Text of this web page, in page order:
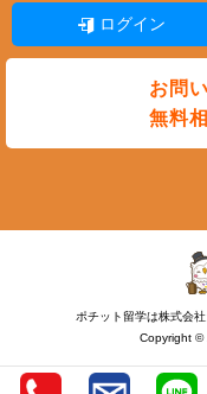
ログイン
お問
無料
ポチット留学は株式会
Copyright ©